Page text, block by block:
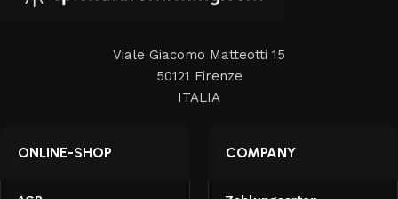
Viale Giacomo Matteotti 15
50121 Firenze
ITALIA
ONLINE-SHOP COMPANY